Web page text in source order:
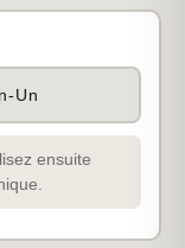
Un
ensuite